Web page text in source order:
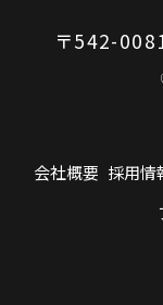
会社概要 採用情
〒542-